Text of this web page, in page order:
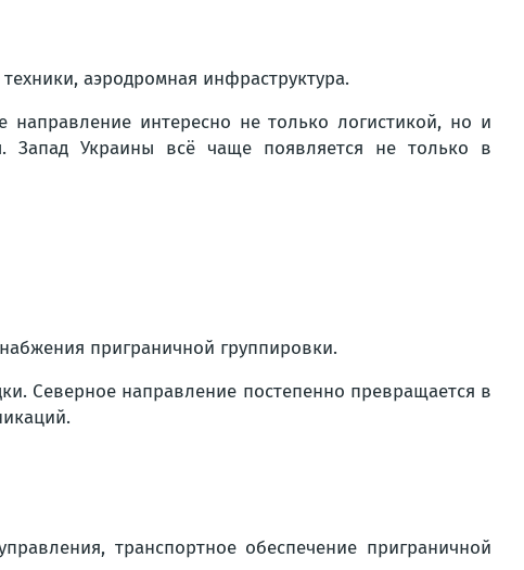
аэродромная инфраструктура.
интересно не только логистикой, но и
Запад Украины всё чаще появляется не только в
приграничной группировки.
Северное направление постепенно превращается в
транспортное обеспечение приграничной